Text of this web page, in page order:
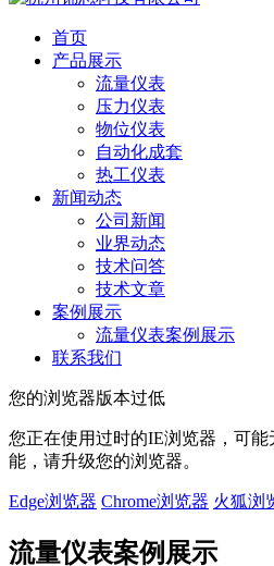
首页
产品展示
流量仪表
压力仪表
物位仪表
自动化成套
热工仪表
新闻动态
公司新闻
业界动态
技术问答
技术文章
案例展示
流量仪表案例展示
联系我们
您的浏览器版本过低
您正在使用过时的IE浏览器，可
能，请升级您的浏览器。
Edge浏览器 Chrome浏览器 火狐浏
流量仪表案例展示